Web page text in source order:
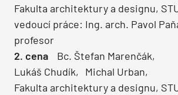
Fakulta architektury a designu,
vedoucí práce: Ing. arch. Pavol
profesor
2. cena Bc. Štefan Marenčák,
Lukáš Chudík, Michal Urban,
Fakulta architektury a designu,